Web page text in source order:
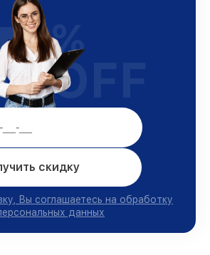
скидку
Вы соглашаетесь на обработку
данных
%
OFF